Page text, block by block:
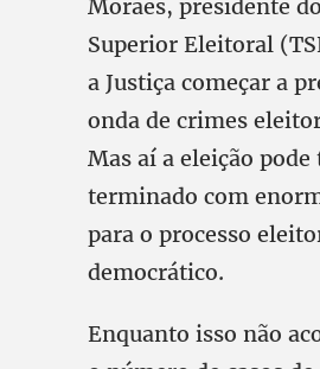
Moraes, presidente
Superior Eleitoral
a Justiça começar a
onda de crimes
Mas aí a eleição pode
terminado com
para o processo
democrático.
Enquanto isso não